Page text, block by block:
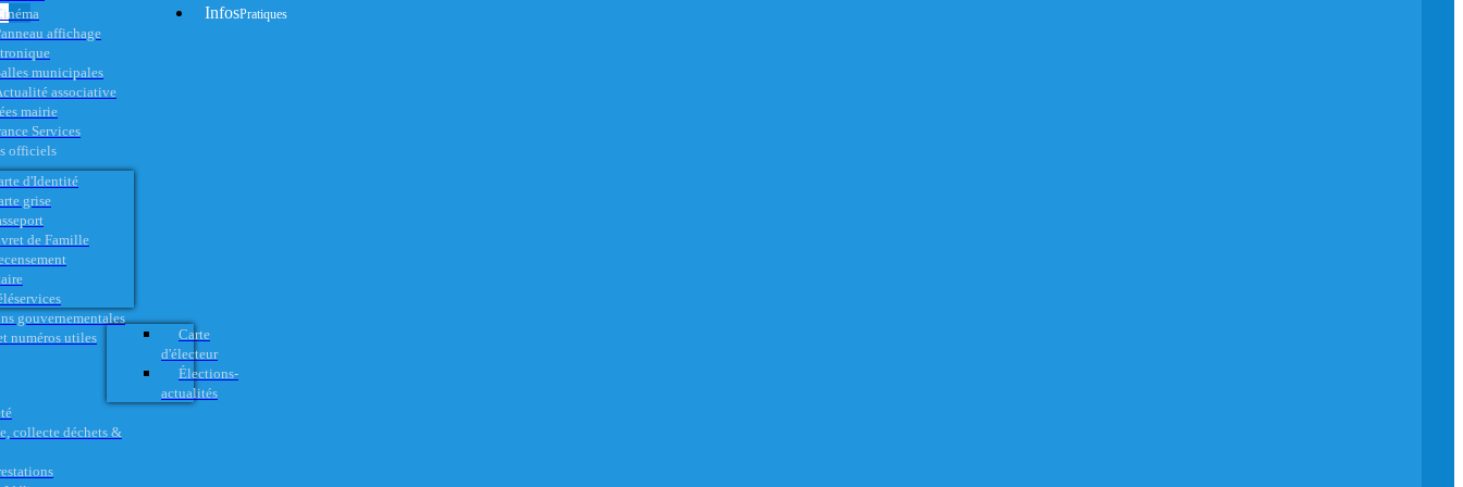
affichage
municipales
associative
InfosPratiques
mairie
Services
officiels
d'Identité
grise
de Famille
gouvernementales
numéros utiles
Carte
d'électeur
Élections-
actualités
collecte déchets &